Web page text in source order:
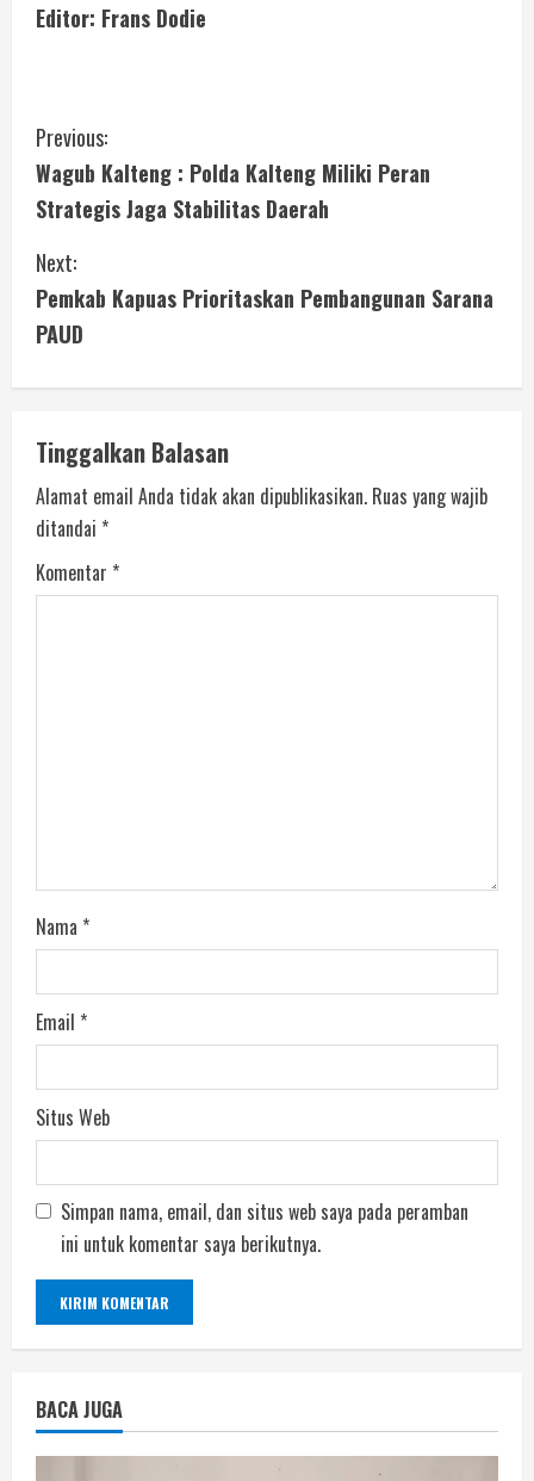
Editor: Frans Dodie
Previous:
Wagub Kalteng : Polda Kalteng Miliki Peran
Strategis Jaga Stabilitas Daerah
Next:
Pemkab Kapuas Prioritaskan Pembangunan Sarana
PAUD
Tinggalkan Balasan
Alamat email Anda tidak akan dipublikasikan. Ruas yang wajib
ditandai *
Komentar *
Nama *
Email *
Situs Web
Simpan nama, email, dan situs web saya pada peramban
ini untuk komentar saya berikutnya.
BACA JUGA